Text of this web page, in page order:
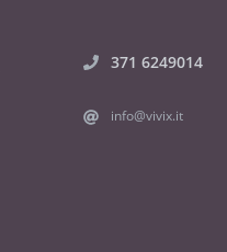
371 6249014
info@vivix.it